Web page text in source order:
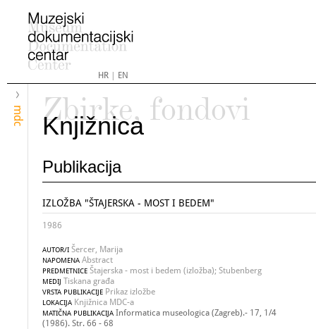
HR| EN
mdc
Zbirke, fondovi
Knjižnica
Publikacija
IZLOŽBA "ŠTAJERSKA - MOST I BEDEM"
1986
AUTOR/I Šercer, Marija
NAPOMENA Abstract
PREDMETNICE Štajerska - most i bedem (izložba); Stubenberg
MEDIJ Tiskana građa
VRSTA PUBLIKACIJE Prikaz izložbe
LOKACIJA Knjižnica MDC-a
MATIČNA PUBLIKACIJA Informatica museologica (Zagreb).- 17, 1/4
(1986). Str. 66 - 68